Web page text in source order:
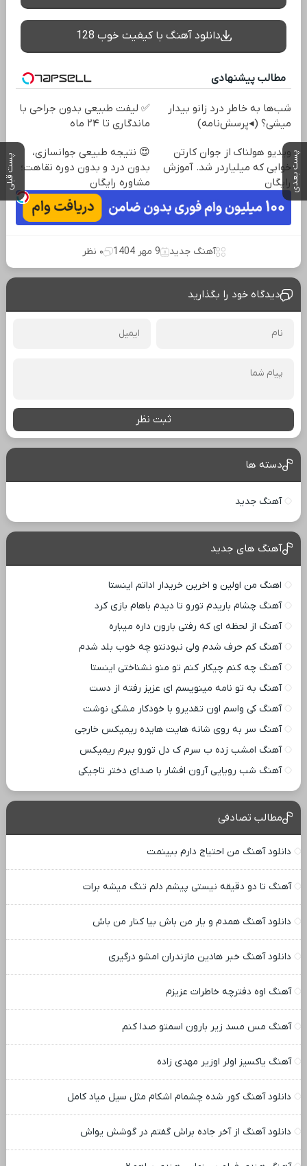
پست بعدی پست قبلی
دانلود آهنگ با کیفیت خوب 128
مطالب پیشنهادی
شب‌ها به خاطر درد زانو بیدار
میشی؟ (◂پرسش‌نامه)
✅ لیفت طبیعی بدون جراحی با
ماندگاری تا ۲۴ ماه
ویدیو هولناک از جوان کارتن
خوابی که میلیاردر شد. آموزش
رایگان
😍 نتیجه‌ طبیعی جوانسازی،
بدون درد و بدون دوره نقاهت؛
مشاوره رایگان
آهنگ جدید 9 مهر 1404 ۰ نظر
دیدگاه خود را بگذارید
ثبت نظر
دسته ها
آهنگ جدید
آهنگ های جدید
اهنگ من اولین و اخرین خریدار اداتم اینستا
آهنگ چشام باریدم تورو تا دیدم باهام بازی کرد
آهنگ از لحظه ای که رفتی بارون داره میباره
آهنگ کم حرف شدم ولی نبودنتو چه خوب بلد شدم
آهنگ چه کنم چیکار کنم تو منو نشناختی اینستا
آهنگ به تو نامه مینویسم ای عزیز رفته از دست
آهنگ کی واسم اون تقدیرو با خودکار مشکی نوشت
آهنگ سر به روی شانه هایت هایده ریمیکس خارجی
آهنگ امشب زده ب سرم ک دل تورو ببرم ریمیکس
آهنگ شب رویایی آرون افشار با صدای دختر تاجیکی
مطالب تصادفی
دانلود آهنگ من احتیاج دارم ببینمت
آهنگ تا دو دقیقه نیستی پیشم دلم تنگ میشه برات
دانلود آهنگ همدم و یار من باش بیا کنار من باش
دانلود آهنگ خبر هادین مازندران امشو درگیری
آهنگ اوه دفترچه خاطرات عزیزم
آهنگ مس مسد زیر بارون اسمتو صدا کنم
آهنگ یاکسیز اولر اوزیر مهدی زاده
دانلود آهنگ کور شده چشمام اشکام مثل سیل میاد کامل
دانلود آهنگ از آخر جاده براش گفتم در گوشش یواش